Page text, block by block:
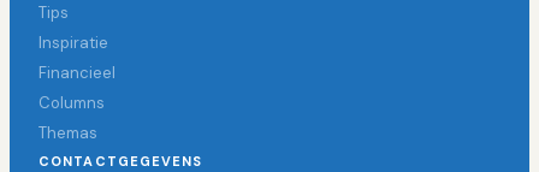
Tips
Inspiratie
Financieel
Columns
Themas
CONTACTGEGEVENS